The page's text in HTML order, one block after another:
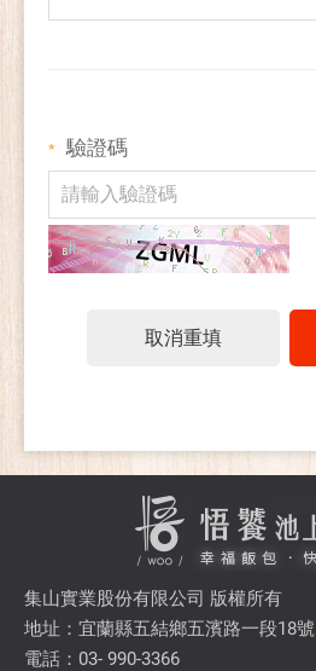
* 驗證碼
取消重填
集山實業股份有限公司 版權所有
地址：宜蘭縣五結鄉五濱路一段18號
電話：03- 990-3366